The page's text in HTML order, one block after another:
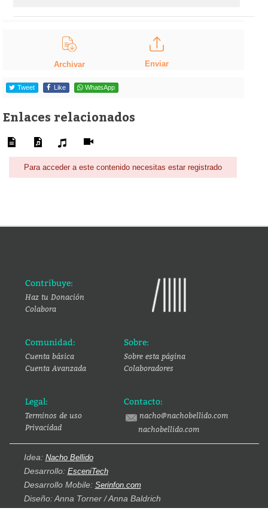
Archivar Enviar
Tweet Like WhatsApp
Enlaces relacionados
Para acceder a este contenido necesitas estar registrado
Contribuye:
Haz tu Donación
Colabora
Comunidad:
Cuenta básica
Cuenta Avanzada
Sobre:
Sobre esta página
Colaboradores
Legal:
Terminos de uso
Privacidad
Contacto:
nacho@nachobellido.com
nachobellido.com
Idea: Nacho Bellido
Desarrollo: EsceniTech
Desarrollo Mobile: Serinfon.com
Diseño: Anna Torner / Anna Baldrich